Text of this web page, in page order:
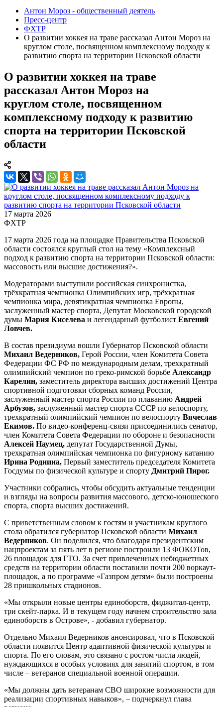
Антон Мороз - общественный деятель
Пресс-центр
ФХТР
О развитии хоккея на траве рассказал Антон Мороз на
круглом столе, посвященном комплексному подходу к
развитию спорта на территории Псковской области
О развитии хоккея на траве
рассказал Антон Мороз на
круглом столе, посвященном
комплексному подходу к развитию
спорта на территории Псковской
области
17 марта 2026
ФХТР
17 марта 2026 года на площадке Правительства Псковской
области состоялся круглый стол на тему «Комплексный
подход к развитию спорта на территории Псковской области:
массовость или высшие достижения?».
Модераторами выступили российская синхронистка,
трёхкратная чемпионка Олимпийских игр, трёхкратная
чемпионка мира, девятикратная чемпионка Европы,
заслуженный мастер спорта, Депутат Московской городской
думы Мария Киселева и легендарный футболист Евгений
Ловчев.
В состав президиума вошли Губернатор Псковской области
Михаил Ведерников, Герой России, член Комитета Совета
Федерации ФС РФ по международным делам, трехкратный
олимпийский чемпион по греко-римской борьбе Александр
Карелин, заместитель директора высших достижений Центра
спортивной подготовки сборных команд России,
заслуженный мастер спорта России по плаванию Андрей
Арбузов, заслуженный мастер спорта СССР по велоспорту,
трехкратный олимпийский чемпион по велоспорту Вячеслав
Екимов. По видео-конференц-связи присоединились сенатор,
член Комитета Совета Федерации по обороне и безопасности
Алексей Наумец, депутат Государственной Думы,
трехкратная олимпийская чемпионка по фигурному катанию
Ирина Роднина, Первый заместитель председателя Комитета
Госдумы по физической культуре и спорту Дмитрий Пирог.
Участники собрались, чтобы обсудить актуальные тенденции
и взгляды на вопросы развития массового, детско-юношеского
спорта, спорта высших достижений.
С приветственным словом к гостям и участникам круглого
стола обратился губернатор Псковской области Михаил
Ведерников. Он поделился, что благодаря президентским
нацпроектам за пять лет в регионе построили 13 ФОКОТов,
26 площадок для ГТО. За счет привлеченных небюджетных
средств на территории области поставили почти 200 воркаут-
площадок, а по программе «Газпром детям» были построены
28 пришкольных стадионов.
«Мы открыли новые центры единоборств, фиджитал-центр,
три скейт-парка. И в текущем году начнем строительство зала
единоборств в Острове», - добавил губернатор.
Отдельно Михаил Ведерников анонсировал, что в Псковской
области появится Центр адаптивной физической культуры и
спорта. По его словам, это связано с ростом числа людей,
нуждающихся в особых условиях для занятий спортом, в том
числе – ветеранов специальной военной операции.
«Мы должны дать ветеранам СВО широкие возможности для
реализации спортивных навыков», – подчеркнул глава